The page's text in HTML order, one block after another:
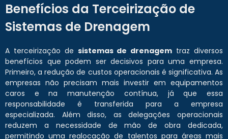
Benefícios da Terceirização de
Sistemas de Drenagem
A terceirização de sistemas de drenagem traz diversos
benefícios que podem ser decisivos para uma empresa.
Primeiro, a redução de custos operacionais é significativa. As
empresas não precisam mais investir em equipamentos
caros e na manutenção contínua, já que essa
responsabilidade é transferida para a empresa
especializada. Além disso, as delegações operacionais
reduzem a necessidade de mão de obra dedicada,
permitindo uma realocação de talentos para áreas mais